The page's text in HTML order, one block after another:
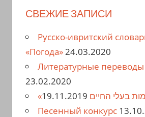
СВЕЖИЕ ЗАПИСИ
Русско-ивритский
«Погода»24.03.2020
Литературные переводы
23.02.2020
בעלי החיים 19.11.2019
Песенный конкурс